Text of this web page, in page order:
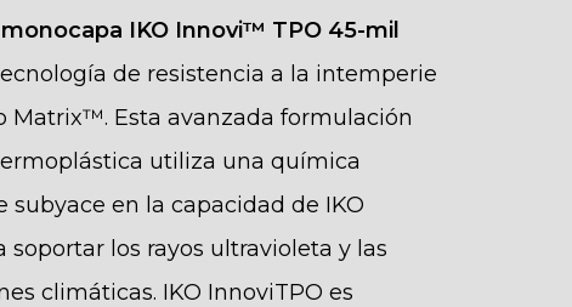
IKO Innovi™ TPO 45-mil
de resistencia a la intemperie
Matrix™. Esta avanzada formulación
utiliza una química
subyace en la capacidad de IKO
soportar los rayos ultravioleta y las
climáticas. IKO InnoviTPO es